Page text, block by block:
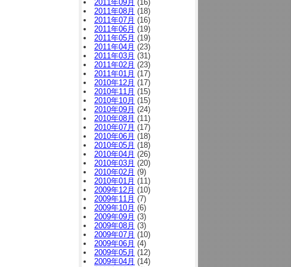
2011年09月 (16)
2011年08月 (18)
2011年07月 (16)
2011年06月 (19)
2011年05月 (19)
2011年04月 (23)
2011年03月 (31)
2011年02月 (23)
2011年01月 (17)
2010年12月 (17)
2010年11月 (15)
2010年10月 (15)
2010年09月 (24)
2010年08月 (11)
2010年07月 (17)
2010年06月 (18)
2010年05月 (18)
2010年04月 (26)
2010年03月 (20)
2010年02月 (9)
2010年01月 (11)
2009年12月 (10)
2009年11月 (7)
2009年10月 (6)
2009年09月 (3)
2009年08月 (3)
2009年07月 (10)
2009年06月 (4)
2009年05月 (12)
2009年04月 (14)